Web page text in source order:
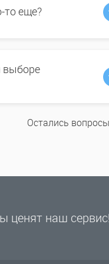
то еще?
выборе
Остались
ценят наш сервис!